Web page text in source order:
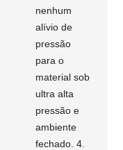
nenhum
alívio de
pressão
para o
material sob
ultra alta
pressão e
ambiente
fechado. 4.